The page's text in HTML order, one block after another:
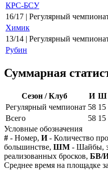
КРС-БСУ
16/17 | Регулярный
Химик
13/14 | Регулярный
Рубин
Суммарная
Сезон / Клуб И Ш
Регулярный чемпионат 58 15
Всего
58 15
Условные обозначения
# - Номер, И- Количество
большинстве, ШМ - Шайбы,
реализованных бросков, БВ/
Среднее время на площадке